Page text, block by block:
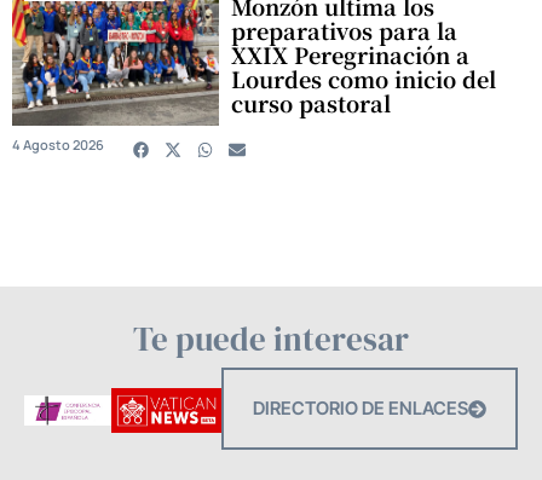
Monzón ultima los
preparativos para la
XXIX Peregrinación a
Lourdes como inicio del
curso pastoral
4 Agosto 2026
Te puede interesar
DIRECTORIO DE ENLACES